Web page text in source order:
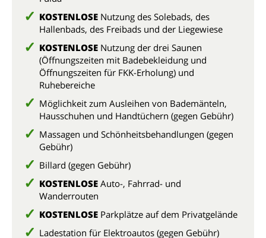
KOSTENLOSE Nutzung des Solebads, des
Hallenbads, des Freibads und der Liegewiese
KOSTENLOSE Nutzung der drei Saunen
(Öffnungszeiten mit Badebekleidung und
Öffnungszeiten für FKK-Erholung) und
Ruhebereiche
Möglichkeit zum Ausleihen von Bademänteln,
Hausschuhen und Handtüchern (gegen Gebühr)
Massagen und Schönheitsbehandlungen (gegen
Gebühr)
Billard (gegen Gebühr)
KOSTENLOSE Auto-, Fahrrad- und
Wanderrouten
KOSTENLOSE Parkplätze auf dem Privatgelände
Ladestation für Elektroautos (gegen Gebühr)